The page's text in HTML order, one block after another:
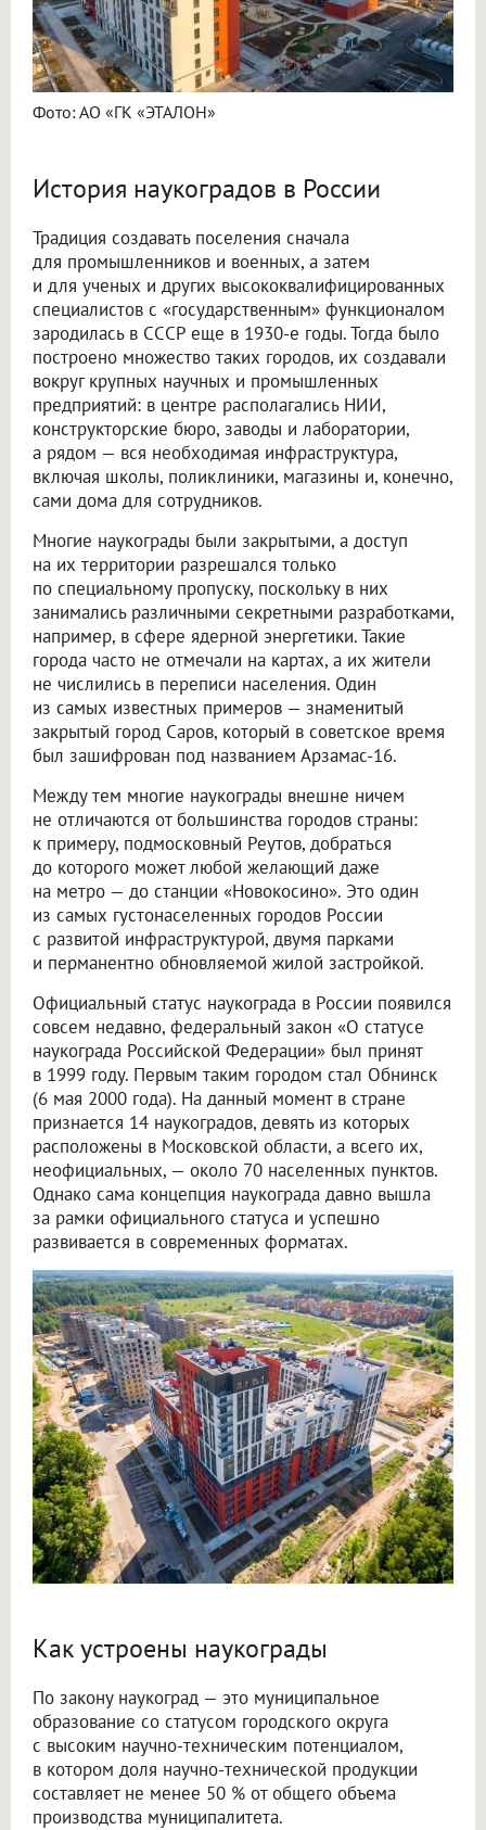
Фото: АО «ГК «ЭТАЛОН»
История наукоградов в России
Традиция создавать поселения сначала
для промышленников и военных, а затем
и для ученых и других высококвалифицированных
специалистов с «государственным» функционалом
зародилась в СССР еще в 1930-е годы. Тогда было
построено множество таких городов, их создавали
вокруг крупных научных и промышленных
предприятий: в центре располагались НИИ,
конструкторские бюро, заводы и лаборатории,
а рядом — вся необходимая инфраструктура,
включая школы, поликлиники, магазины и, конечно,
сами дома для сотрудников.
Многие наукограды были закрытыми, а доступ
на их территории разрешался только
по специальному пропуску, поскольку в них
занимались различными секретными разработками,
например, в сфере ядерной энергетики. Такие
города часто не отмечали на картах, а их жители
не числились в переписи населения. Один
из самых известных примеров — знаменитый
закрытый город Саров, который в советское время
был зашифрован под названием Арзамас-16.
Между тем многие наукограды внешне ничем
не отличаются от большинства городов страны:
к примеру, подмосковный Реутов, добраться
до которого может любой желающий даже
на метро — до станции «Новокосино». Это один
из самых густонаселенных городов России
с развитой инфраструктурой, двумя парками
и перманентно обновляемой жилой застройкой.
Официальный статус наукограда в России появился
совсем недавно, федеральный закон «О статусе
наукограда Российской Федерации» был принят
в 1999 году. Первым таким городом стал Обнинск
(6 мая 2000 года). На данный момент в стране
признается 14 наукоградов, девять из которых
расположены в Московской области, а всего их,
неофициальных, — около 70 населенных пунктов.
Однако сама концепция наукограда давно вышла
за рамки официального статуса и успешно
развивается в современных форматах.
Как устроены наукограды
По закону наукоград — это муниципальное
образование со статусом городского округа
с высоким научно-техническим потенциалом,
в котором доля научно-технической продукции
составляет не менее 50 % от общего объема
производства муниципалитета.